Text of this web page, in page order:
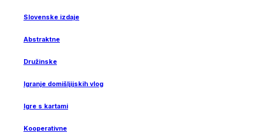
Slovenske izdaje
Abstraktne
Družinske
Igranje domišljijskih vlog
Igre s kartami
Kooperativne